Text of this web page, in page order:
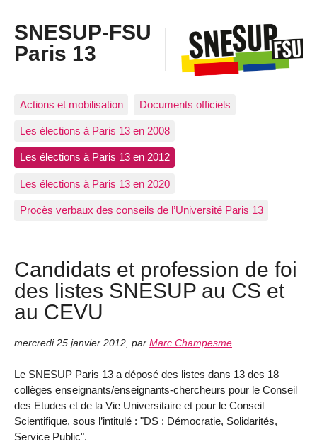
SNESUP-FSU
Paris 13
Actions et mobilisation Documents officiels
Les élections à Paris 13 en 2008
Les élections à Paris 13 en 2012
Les élections à Paris 13 en 2020
Procès verbaux des conseils de l’Université Paris 13
Candidats et profession de foi
des listes SNESUP au CS et
au CEVU
mercredi 25 janvier 2012, par Marc Champesme
Le SNESUP Paris 13 a déposé des listes dans 13 des 18
collèges enseignants/enseignants-chercheurs pour le Conseil
des Etudes et de la Vie Universitaire et pour le Conseil
Scientifique, sous l’intitulé : "DS : Démocratie, Solidarités,
Service Public".